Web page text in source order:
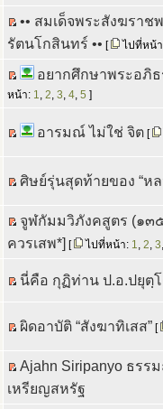
•• สมเด็จพระสังฆรา
รัตนโกสินทร์ •• [ ไปที่หน้
อยากศึกษาพระอภิธ
หน้า: 1, 2, 3, 4, 5 ]
อารมณ์ ไม่ใช่ จิต [
ศิษย์รุ่นสุดท้ายของ “ห
จูฬกัมมวิภังคสูตร (๑๓
ควรเสพ*] [ ไปที่หน้า: 1, 2, 3,
นี่คือ กุฏิท่าน ป.อ.ปยุตฺโ
ผิดอาบัติ “สังฆาทิเสส” [
Ajahn Siripanyo ธร
เหรียญสหรัฐ